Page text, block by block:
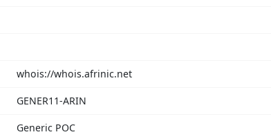
whois://whois.afrinic.net
GENER11-ARIN
Generic POC